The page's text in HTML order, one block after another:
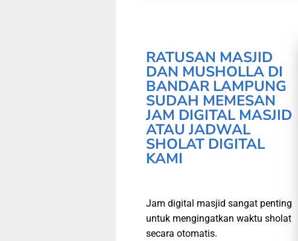
RATUSAN MASJID
DAN MUSHOLLA DI
BANDAR LAMPUNG
SUDAH MEMESAN
JAM DIGITAL MASJID
ATAU JADWAL
SHOLAT DIGITAL
KAMI
Jam digital masjid sangat penting
untuk mengingatkan waktu sholat
secara otomatis.